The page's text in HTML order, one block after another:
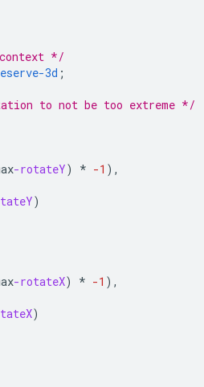
*/
3d ;
to not be too extreme */
-rotateY) * -1 ),
)
-rotateX) * -1 ),
)